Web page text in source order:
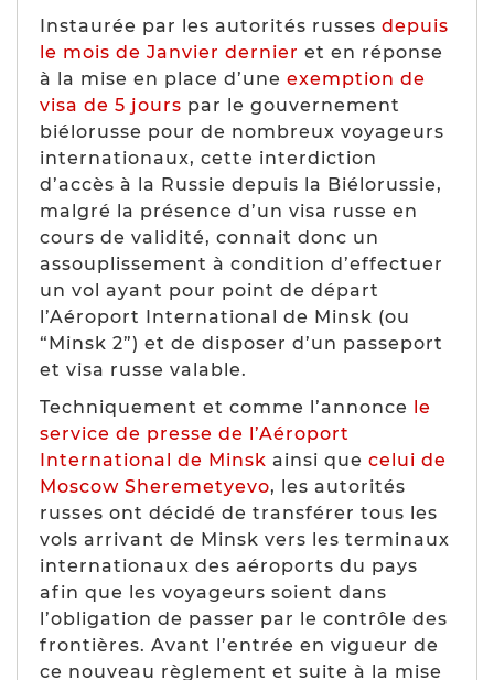
Instaurée par les autorités russes depuis
le mois de Janvier dernier et en réponse
à la mise en place d’une exemption de
visa de 5 jours par le gouvernement
biélorusse pour de nombreux voyageurs
internationaux, cette interdiction
d’accès à la Russie depuis la Biélorussie,
malgré la présence d’un visa russe en
cours de validité, connait donc un
assouplissement à condition d’effectuer
un vol ayant pour point de départ
l’Aéroport International de Minsk (ou
“Minsk 2”) et de disposer d’un passeport
et visa russe valable.
Techniquement et comme l’annonce le
service de presse de l’Aéroport
International de Minsk ainsi que celui de
Moscow Sheremetyevo, les autorités
russes ont décidé de transférer tous les
vols arrivant de Minsk vers les terminaux
internationaux des aéroports du pays
afin que les voyageurs soient dans
l’obligation de passer par le contrôle des
frontières. Avant l’entrée en vigueur de
ce nouveau règlement et suite à la mise